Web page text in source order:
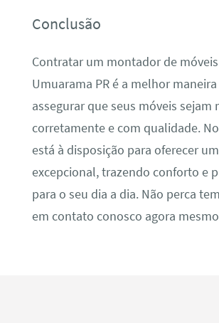
Conclusão
Contratar um montador de
Umuarama PR é a melhor
assegurar que seus móveis sejam
corretamente e com qualidade.
está à disposição para oferecer
excepcional, trazendo conforto e
para o seu dia a dia. Não perca
em contato conosco agora